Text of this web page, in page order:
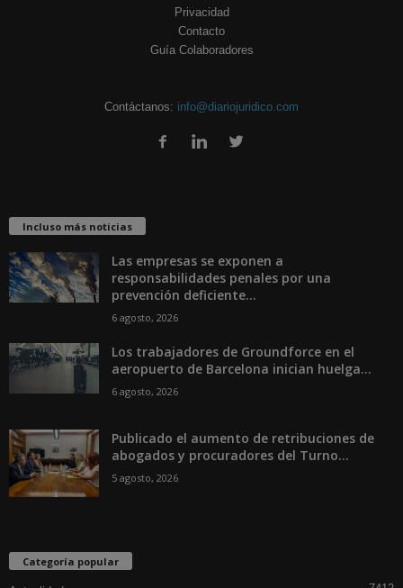
Privacidad
Contacto
Guía Colaboradores
Contáctanos: info@diariojuridico.com
Incluso más noticias
Las empresas se exponen a
responsabilidades penales por una
prevención deficiente...
6 agosto, 2026
Los trabajadores de Groundforce en el
aeropuerto de Barcelona inician huelga...
6 agosto, 2026
Publicado el aumento de retribuciones de
abogados y procuradores del Turno...
5 agosto, 2026
Categoría popular